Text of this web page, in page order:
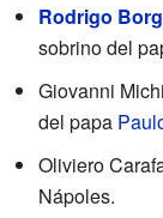
Rodrigo
sobrino del
Giovanni
del papa
Oliviero
Nápoles.